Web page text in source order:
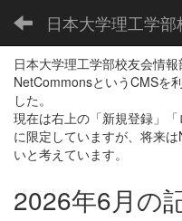
日本大学理工学
日本大学理工学部校友会情
NetCommonsというCMSを
した。
現在は右上の「新規登録」
に限定していますが、将来
いと考えています。
2026年6月の